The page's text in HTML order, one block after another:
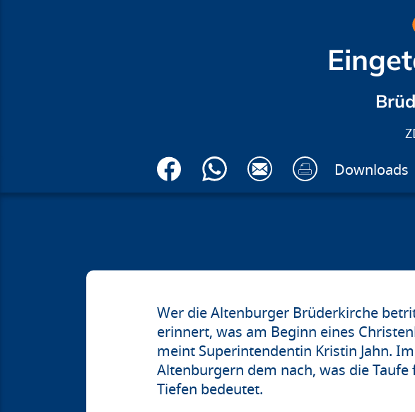
Downloads
Wer die Altenburger Brüderkirche
erinnert, was am Beginn eines
meint Superintendentin Kristin Jahn.
Altenburgern dem nach, was die
Tiefen bedeutet.